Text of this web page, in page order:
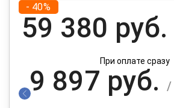
- 40%
59 380 руб.
При оплате сразу
9 897 руб. /